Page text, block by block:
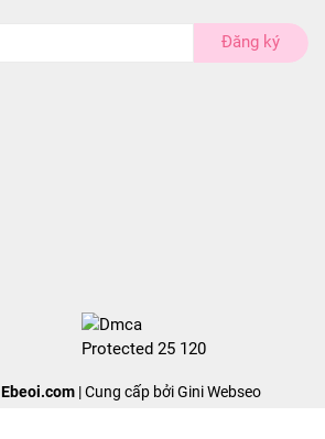
Đăng ký
Ebeoi.com | Cung cấp bởi Gini Webseo